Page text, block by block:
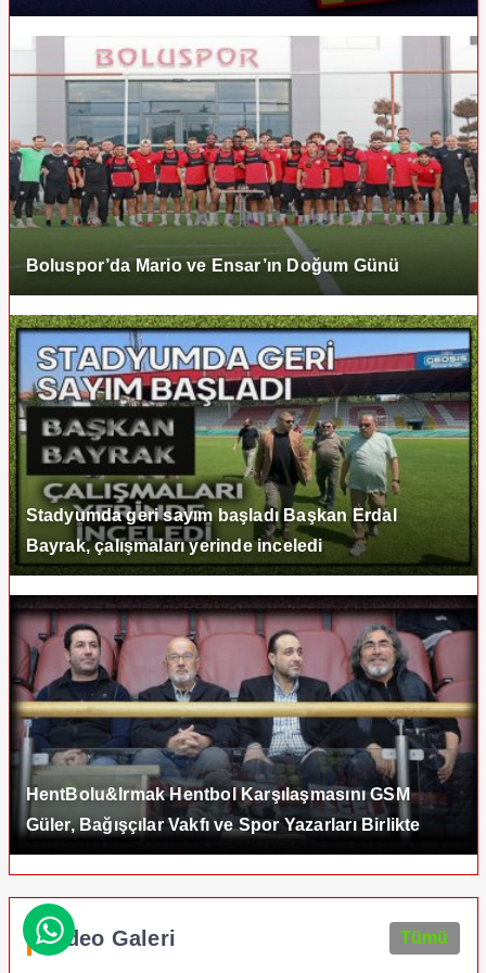
Boluspor’da Mario ve Ensar’ın Doğum Günü
Stadyumda geri sayım başladı Başkan Erdal
Bayrak, çalışmaları yerinde inceledi
HentBolu&Irmak Hentbol Karşılaşmasını GSM
Güler, Bağışçılar Vakfı ve Spor Yazarları Birlikte
İzledi
Video Galeri Tümü
